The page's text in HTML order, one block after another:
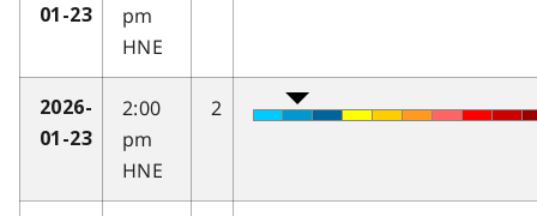
01-23
pm
HNE
2026-
01-23
2:00
pm
HNE
2